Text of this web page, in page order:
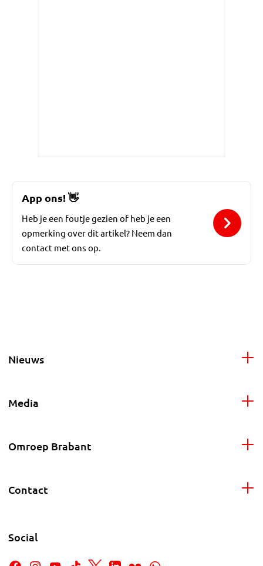
App ons!👋
Heb je een foutje gezien of heb je een
opmerking over dit artikel? Neem dan
contact met ons op.
Nieuws
Media
Omroep Brabant
Contact
Social